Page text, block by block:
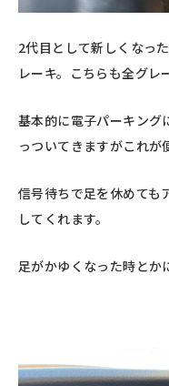
2代目として新しくなっ
レーキ。こちらも全グレ
基本的に電子パーキング
っついてきますがこれが
信号待ちで足を休めても
してくれます。
足がかゆくなった時とか